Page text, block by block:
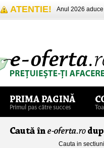
ATENTIE! Anul 2026
Cauta in